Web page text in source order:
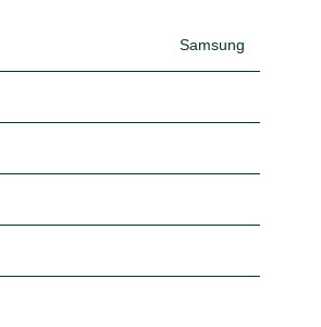
Samsung